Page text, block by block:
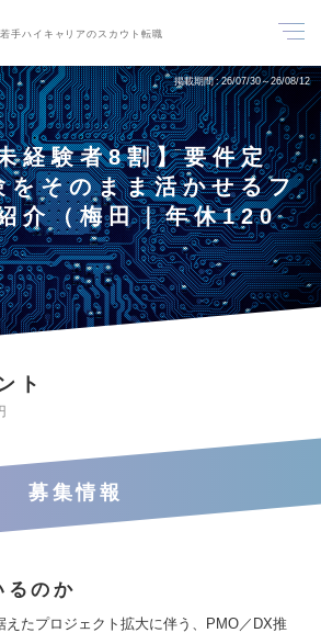
若手ハイキャリアのスカウト転職
掲載期間 26/07/30～26/08/12
経験者8割】要件定
をそのまま活かせるフ
介（梅田｜年休120
ト
募集情報
るのか
えたプロジェクト拡大に伴う、PMO／DX推